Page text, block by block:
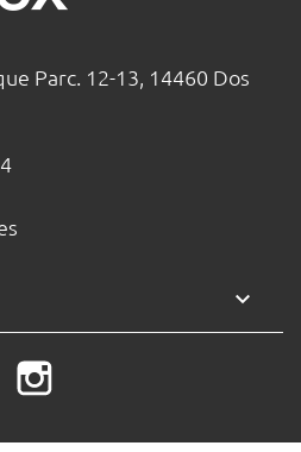
Parc. 12-13, 14460 Dos

Facebook